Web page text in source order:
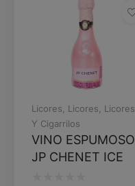
Licores, Licores, Licores
Y Cigarrilos
VINO ESPUMOSO
JP CHENET ICE